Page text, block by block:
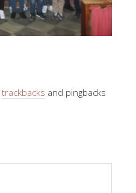
trackbacks and pingbacks